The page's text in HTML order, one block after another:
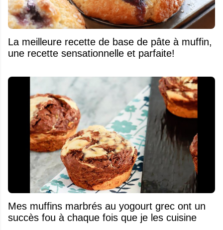
La meilleure recette de base de pâte à muffin,
une recette sensationnelle et parfaite!
Mes muffins marbrés au yogourt grec ont un
succès fou à chaque fois que je les cuisine